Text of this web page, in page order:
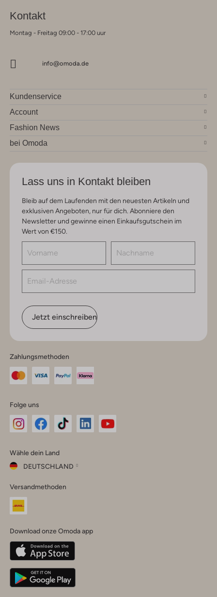
Kontakt
Montag - Freitag 09:00 - 17:00 uur
info@omoda.de
Kundenservice
Account
Fashion News
bei Omoda
Lass uns in Kontakt bleiben
Bleib auf dem Laufenden mit den neuesten Artikeln und
exklusiven Angeboten, nur für dich. Abonniere den
Newsletter und gewinne einen Einkaufsgutschein im
Wert von €150.
Jetzt einschreiben
Zahlungsmethoden
Folge uns
Instagram
Facebook
TikTok
Wähle dein Land
DEUTSCHLAND
dein
Land
Belgique(Français)
Deutschland
Versandmethoden
Download onze Omoda app